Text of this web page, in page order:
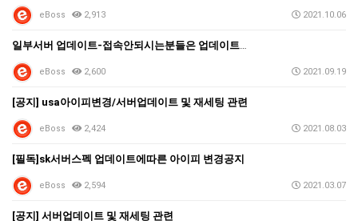
eBoss 2,913 2021.10.06
일부서버 업데이트-접속안되시는분들은 업데이트재세팅 해주…
eBoss 2,600 2021.09.19
[공지] usa아이피변경/서버업데이트 및 재세팅 관련
eBoss 2,424 2021.08.03
[필독]sk서버스펙 업데이트에따른 아이피 변경공지
eBoss 2,594 2021.03.07
[공지] 서버업데이트 및 재세팅 관련